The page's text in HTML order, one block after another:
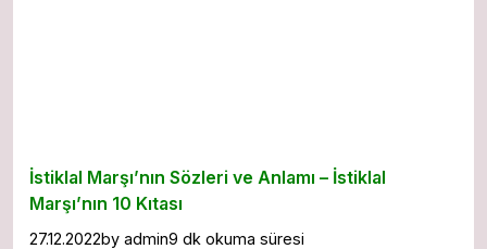
İstiklal Marşı’nın Sözleri ve Anlamı – İstiklal
Marşı’nın 10 Kıtası
27.12.2022by admin9 dk okuma süresi